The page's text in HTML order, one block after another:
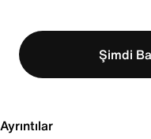
Şimdi
Ayrıntılar